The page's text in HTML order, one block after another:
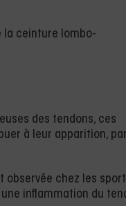
ceinture lombo-
des tendons, ces
à leur apparition,
observée chez les
inflammation du